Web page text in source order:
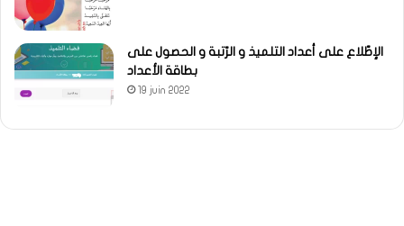
الإطّلاع على أعداد التلميذ و الرّتبة و الحصول على
بطاقة الأعداد
19 juin 2022